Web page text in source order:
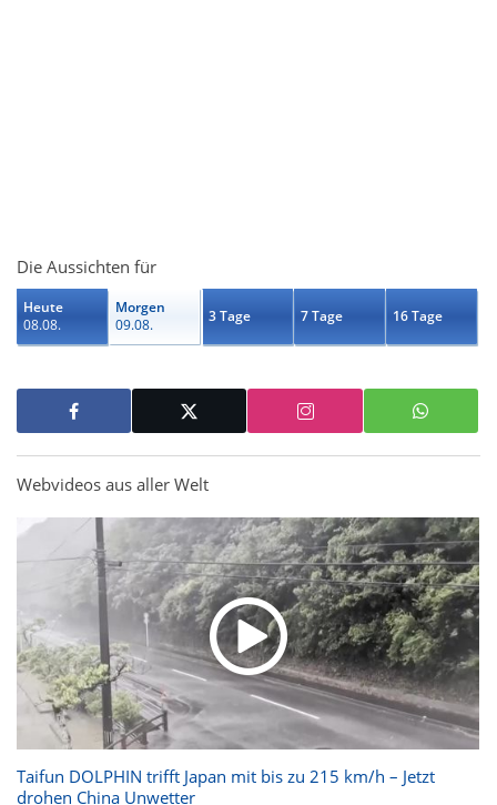
Die Aussichten für
Heute
08.08.
Morgen
09.08.
3 Tage 7 Tage 16 Tage
Webvideos aus aller Welt
Taifun DOLPHIN trifft Japan mit bis zu 215 km/h – Jetzt
drohen China Unwetter